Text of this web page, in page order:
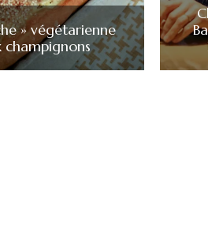
» végétarienne
champignons